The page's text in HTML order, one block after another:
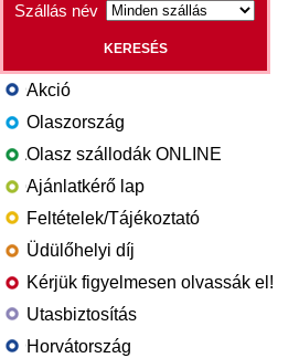
Szállás név
Akció
Olaszország
Olasz szállodák ONLINE
Ajánlatkérő lap
Feltételek/Tájékoztató
Üdülőhelyi díj
Kérjük figyelmesen olvassák el!
Utasbiztosítás
Horvátország